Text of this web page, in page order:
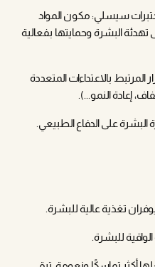
سيسلي: مكون المواد
تهدئة البشرة وحمايتها بفعالية
بالاعتداءات المتعددة
إعادة النمو...).
على الدفاع الطبيعي.
تغذية عالية للبشرة.
للبشرة.